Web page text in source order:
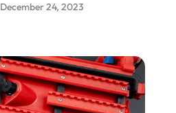
December 24, 2023